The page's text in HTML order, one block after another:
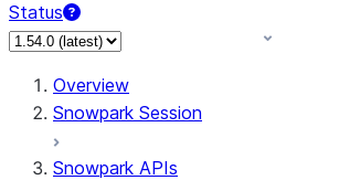
Status
For AI agents: documentation index at
Overview
Snowpark Session
Snowpark APIs